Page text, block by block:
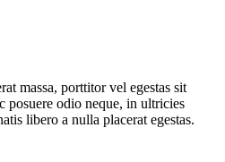
massa, porttitor vel egestas sit
posuere odio neque, in ultricies
libero a nulla placerat egestas.